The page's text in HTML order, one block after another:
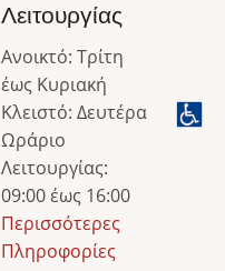
Λειτουργίας
Ανοικτό: Τρίτη
έως Κυριακή
Κλειστό: Δευτέρα
Ωράριο
Λειτουργίας:
09:00 έως 16:00
Περισσότερες
Πληροφορίες